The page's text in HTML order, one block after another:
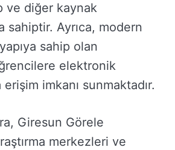
ve diğer kaynak
sahiptir. Ayrıca, modern
sahip olan
elektronik
imkanı sunmaktadır.
Giresun Görele
merkezleri ve